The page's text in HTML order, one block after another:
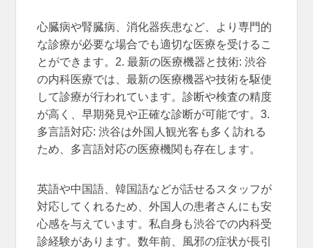
心臓病や腎臓病、消化器疾患など、より専門的
な診療が必要な場合でも適切な医療を受けるこ
とができます。2. 最新の医療機器と技術: 渋谷
の内科医療では、最新の医療機器や技術を駆使
して診療が行われています。診断や検査の精度
が高く、早期発見や正確な診断が可能です。3.
多言語対応: 渋谷は外国人観光客も多く訪れる
ため、多言語対応の医療機関も存在します。
英語や中国語、韓国語などが話せるスタッフが
対応してくれるため、外国人の患者さんにも安
心感を与えています。私自身も渋谷での内科受
診経験があります。数年前、風邪の症状が長引